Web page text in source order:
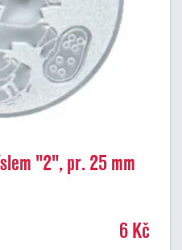
"2", pr. 25 mm
6 Kč